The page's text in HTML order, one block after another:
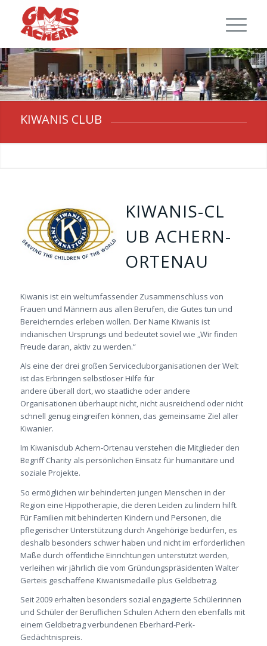
KIWANIS CLUB
KIWANIS-CL
UB ACHERN-
ORTENAU
Kiwanis ist ein weltumfassender Zusammenschluss von
Frauen und Männern aus allen Berufen, die Gutes tun und
Bereicherndes erleben wollen. Der Name Kiwanis ist
indianischen Ursprungs und bedeutet soviel wie „Wir finden
Freude daran, aktiv zu werden.“
Als eine der drei großen Servicecluborganisationen der Welt
ist das Erbringen selbstloser Hilfe für
andere überall dort, wo staatliche oder andere
Organisationen überhaupt nicht, nicht ausreichend oder nicht
schnell genug eingreifen können, das gemeinsame Ziel aller
Kiwanier.
Im Kiwanisclub Achern-Ortenau verstehen die Mitglieder den
Begriff Charity als persönlichen Einsatz für humanitäre und
soziale Projekte.
So ermöglichen wir behinderten jungen Menschen in der
Region eine Hippotherapie, die deren Leiden zu lindern hilft.
Für Familien mit behinderten Kindern und Personen, die
pflegerischer Unterstützung durch Angehörige bedürfen, es
deshalb besonders schwer haben und nicht im erforderlichen
Maße durch öffentliche Einrichtungen unterstützt werden,
verleihen wir jährlich die vom Gründungspräsidenten Walter
Gerteis geschaffene Kiwanismedaille plus Geldbetrag.
Seit 2009 erhalten besonders sozial engagierte Schülerinnen
und Schüler der Beruflichen Schulen Achern den ebenfalls mit
einem Geldbetrag verbundenen Eberhard-Perk-
Gedächtnispreis.